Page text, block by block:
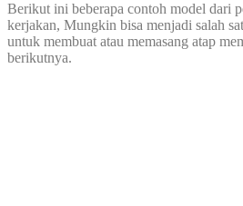
Berikut ini beberapa contoh model dari
kerjakan, Mungkin bisa menjadi salah
untuk membuat atau memasang atap
berikutnya.